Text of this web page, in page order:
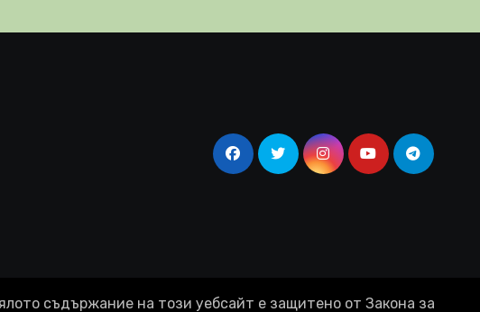
съдържание на този уебсайт е защитено от Закона за